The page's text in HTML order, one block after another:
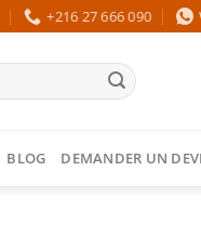
+216 27 666 090
BLOG DEMANDER UN